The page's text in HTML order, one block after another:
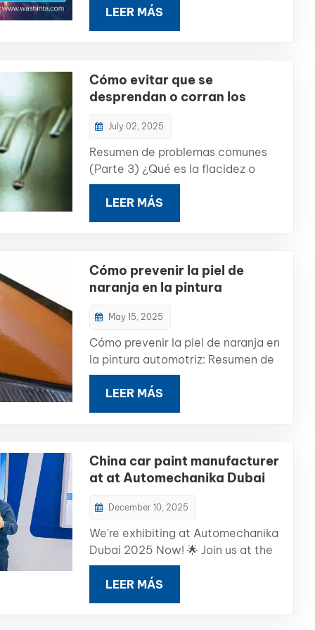
中文
ChinaSe enorgullece de anunciar
su participación en Automechanika
tendrá lugar del 26 al 29 de
noviembre de 2025 en el Centro
LEER MÁS
Cómo evitar que se
desprendan o corran los
July 02, 2025
Resumen de problemas comunes
(Parte 3) ¿Qué es la flacidez o
correr?Hundimiento (también
conocido como Correr) se refiere a
defectos de pintura irregulares que
recubrimiento se aplica con una
capa demasiado gruesa o irregular.
LEER MÁS
Cómo prevenir la piel de
naranja en la pintura
May 15, 2025
Cómo prevenir la piel de naranja en
la pintura automotriz: Resumen de
problemas comunes (Parte 2)¿Qué
es la cáscara de naranja?En la
industria del repintado de
y texturizada en la pintura, similar
a la piel de una naranja. Esta te...
LEER MÁS
China car paint manufacturer
at at Automechanika Dubai
December 10, 2025
We're exhibiting at Automechanika
Dubai 2025 Now! 🌟 Join us at the
Middle East's largest automotive
trade show! We are a specialized
automotive repair paint
LEER MÁS